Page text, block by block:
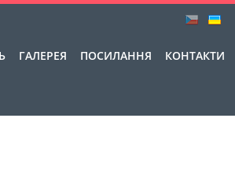
ГАЛЕРЕЯ ПОСИЛАННЯ КОНТАКТИ